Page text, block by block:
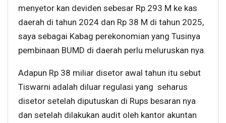
menyetor kan deviden sebesar Rp 293 M ke kas
daerah di tahun 2024 dan Rp 38 M di tahun 2025,
saya sebagai Kabag perekonomian yang Tusinya
pembinaan BUMD di daerah perlu meluruskan nya.
Adapun Rp 38 miliar disetor awal tahun itu sebut
Tiswarni adalah diluar regulasi yang seharus
disetor setelah diputuskan di Rups besaran nya
dan setelah dilakukan audit oleh kantor akuntan